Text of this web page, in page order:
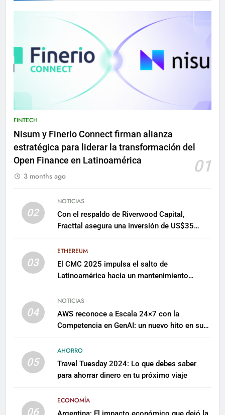
FINTECH
Nisum y Finerio Connect firman alianza
estratégica para liderar la transformación del
Open Finance en Latinoamérica
01
3 months ago
02
NOTICIAS
Con el respaldo de Riverwood Capital,
Fracttal asegura una inversión de US$35
03
ETHEREUM
El CMC 2025 impulsa el salto de
Latinoamérica hacia un mantenimiento
04
NOTICIAS
AWS reconoce a Escala 24×7 con la
Competencia en GenAI: un nuevo hito en su
05
AHORRO
Travel Tuesday 2024: Lo que debes saber
para ahorrar dinero en tu próximo viaje
06
ECONOMÍA